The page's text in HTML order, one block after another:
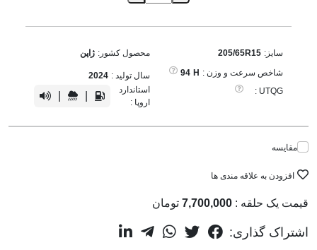
سایز: 205/65R15
شاخص سرعت و وزن : H
94
UTQG :
محصول کشور: ژاپن
سال تولید : 2024
استاندارد
اروپا :
مقایسه
افزودن به علاقه مندی ها
قیمت یک حلقه : 7,700,000 تومان
اشتراک گذاری: